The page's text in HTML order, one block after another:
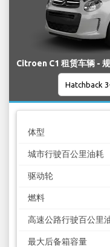
Citroen C1 租赁车辆 -
体型
城市行驶百公里油耗
驱动轮
燃料
高速公路行驶百公里
最大后备箱容量